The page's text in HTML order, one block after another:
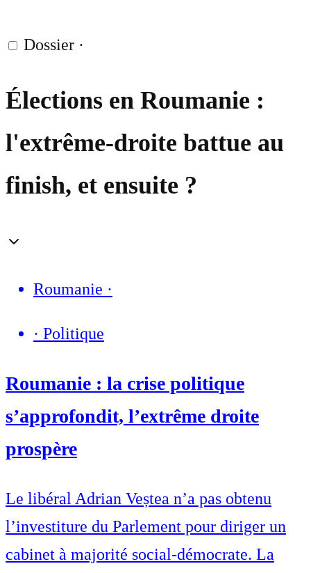
Dossier ·
Élections en Roumanie :
l'extrême-droite battue au
finish, et ensuite ?
Roumanie ·
· Politique
Roumanie : la crise politique
s’approfondit, l’extrême droite
prospère
Le libéral Adrian Veștea n’a pas obtenu
l’investiture du Parlement pour diriger un
cabinet à majorité social-démocrate. La